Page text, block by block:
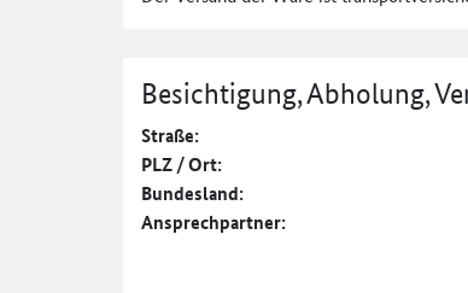
Besichtigung, Abholung,
Straße:
PLZ / Ort:
Bundesland:
Ansprechpartner: